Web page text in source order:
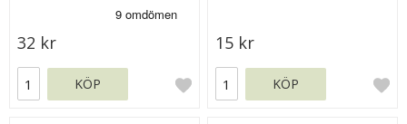
32 kr
KÖP
15 kr
KÖP